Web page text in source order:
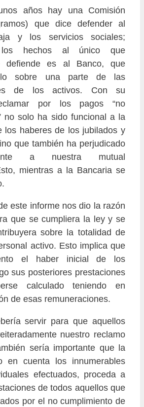
años hay una Comisión
que dice defender al
y los servicios sociales;
hechos al único que
defiende es al Banco, que
sobre una parte de las
de los activos. Con su
por los pagos “no
no solo ha sido funcional a la
los haberes de los jubilados y
que también ha perjudicado
a nuestra mutual
mientras a la Bancaria se
este informe nos dio la razón
que se cumpliera la ley y se
sobre la totalidad de
activo. Esto implica que
el haber inicial de los
sus posteriores prestaciones
calculado teniendo en
de esas remuneraciones.
servir para que aquellos
nuestro reclamo
sería importante que la
en cuenta los innumerables
efectuados, proceda a
de todos aquellos que
por el no cumplimiento de